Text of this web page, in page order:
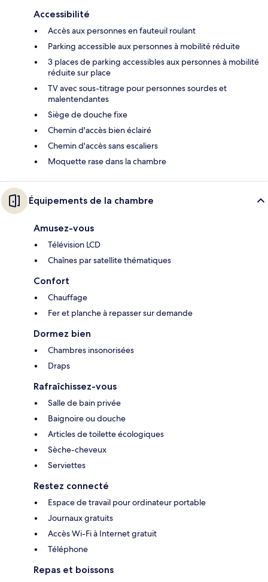
Accessibilité
Accès aux personnes en fauteuil roulant
Parking accessible aux personnes à mobilité réduite
3 places de parking accessibles aux personnes à mobilité
réduite sur place
TV avec sous-titrage pour personnes sourdes et
malentendantes
Siège de douche fixe
Chemin d'accès bien éclairé
Chemin d'accès sans escaliers
Moquette rase dans la chambre
Équipements de la chambre
Amusez-vous
Télévision LCD
Chaînes par satellite thématiques
Confort
Chauffage
Fer et planche à repasser sur demande
Dormez bien
Chambres insonorisées
Draps
Rafraîchissez-vous
Salle de bain privée
Baignoire ou douche
Articles de toilette écologiques
Sèche-cheveux
Serviettes
Restez connecté
Espace de travail pour ordinateur portable
Journaux gratuits
Accès Wi-Fi à Internet gratuit
Téléphone
Repas et boissons